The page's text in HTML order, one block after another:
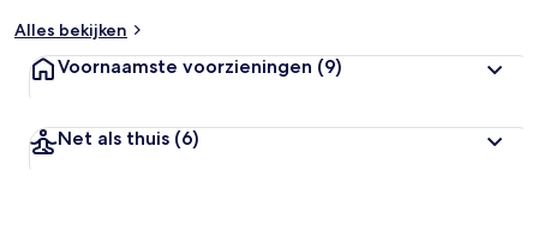
Alles bekijken
Voornaamste voorzieningen (9)
Net als thuis (6)